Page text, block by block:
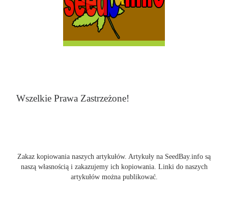
Wszelkie Prawa Zastrzeżone!
Zakaz kopiowania naszych artykułów. Artykuły na SeedBay.info są
naszą własnością i zakazujemy ich kopiowania. Linki do naszych
artykułów można publikować.